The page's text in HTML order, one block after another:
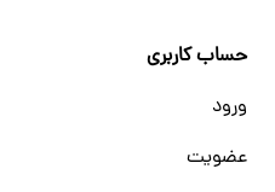
حساب کاربری
ورود
عضویت